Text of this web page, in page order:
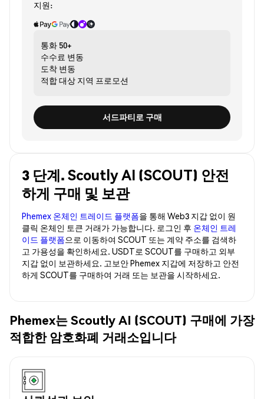
지원:
통화 50+
수수료 변동
도착 변동
적합 대상 지역 프로모션
서드파티로 구매
3 단계. Scoutly AI (SCOUT) 안전
하게 구매 및 보관
Phemex 온체인 트레이드 플랫폼을 통해 Web3 지갑 없이 원
클릭 온체인 토큰 거래가 가능합니다. 로그인 후 온체인 트레
이드 플랫폼으로 이동하여 SCOUT 또는 계약 주소를 검색하
고 가용성을 확인하세요. USDT로 SCOUT를 구매하고 외부
지갑 없이 보관하세요. 고보안 Phemex 지갑에 저장하고 안전
하게 SCOUT를 구매하여 거래 또는 보관을 시작하세요.
Phemex는 Scoutly AI (SCOUT) 구매에 가장
적합한 암호화폐 거래소입니다